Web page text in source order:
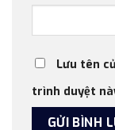
Lưu tên
trình duyệt